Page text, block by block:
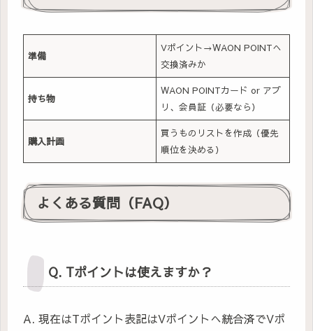
準備
Vポイント→WAON POINTへ
交換済みか
持ち物
WAON POINTカード or アプ
リ、会員証（必要なら）
購入計画
買うものリストを作成（優先
順位を決める）
よくある質問（FAQ）
Q. Tポイントは使えますか？
A. 現在はTポイント表記はVポイントへ統合済でVポ